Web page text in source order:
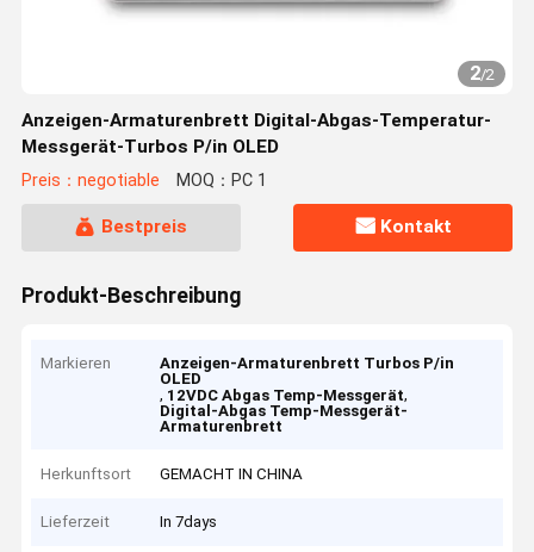
2/2
Anzeigen-Armaturenbrett Digital-Abgas-Temperatur-
Messgerät-Turbos P/in OLED
Preis：negotiable MOQ：PC 1
Bestpreis Kontakt
Produkt-Beschreibung
Markieren
Anzeigen-Armaturenbrett Turbos P/in
OLED
, 12VDC Abgas Temp-Messgerät,
Digital-Abgas Temp-Messgerät-
Armaturenbrett
Herkunftsort GEMACHT IN CHINA
Lieferzeit In 7days